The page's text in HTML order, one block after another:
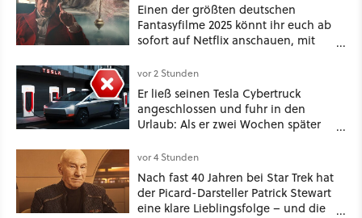
Einen der größten deutschen
Fantasyfilme 2025 könnt ihr euch ab
sofort auf Netflix anschauen, mit
vor 2 Stunden
Er ließ seinen Tesla Cybertruck
angeschlossen und fuhr in den
Urlaub: Als er zwei Wochen später
mehr an [Best of GameStar]
vor 4 Stunden
Nach fast 40 Jahren bei Star Trek hat
der Picard-Darsteller Patrick Stewart
eine klare Lieblingsfolge – und die